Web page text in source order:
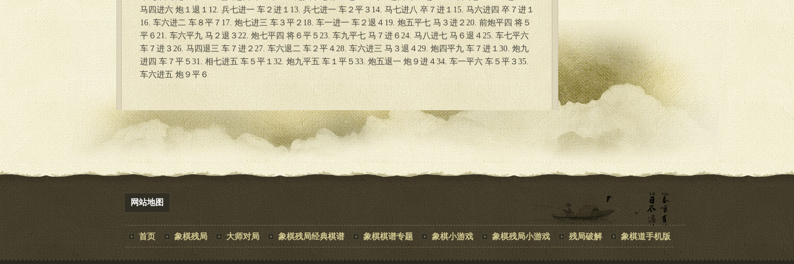
马四进六 炮１退１12. 兵七进一 车２进１13. 兵七进一 车２平３14. 马七进八 卒７进１15. 马六进四 卒７进１
16. 车六进二 车８平７17. 炮七进三 车３平２18. 车一进一 车２退４19. 炮五平七 马３进２20. 前炮平四 将５
平６21. 车六平九 马２退３22. 炮七平四 将６平５23. 车九平七 马７进６24. 马八进七 马６退４25. 车七平六
车７进３26. 马四退三 车７进２27. 车六退二 车２平４28. 车六进三 马３退４29. 炮四平九 车７进１30. 炮九
进四 车７平５31. 相七进五 车５平１32. 炮九平五 车１平５33. 炮五退一 炮９进４34. 车一平六 车５平３35.
车六进五 炮９平６
网站地图
首页 象棋残局 大师对局 象棋残局经典棋谱 象棋棋谱专题 象棋小游戏 象棋残局小游戏 残局破解 象棋道手机版